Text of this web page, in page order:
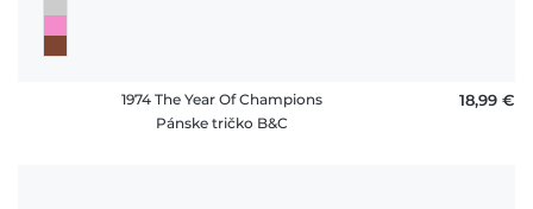
1974 The Year Of Champions
Pánske tričko B&C
18,99 €